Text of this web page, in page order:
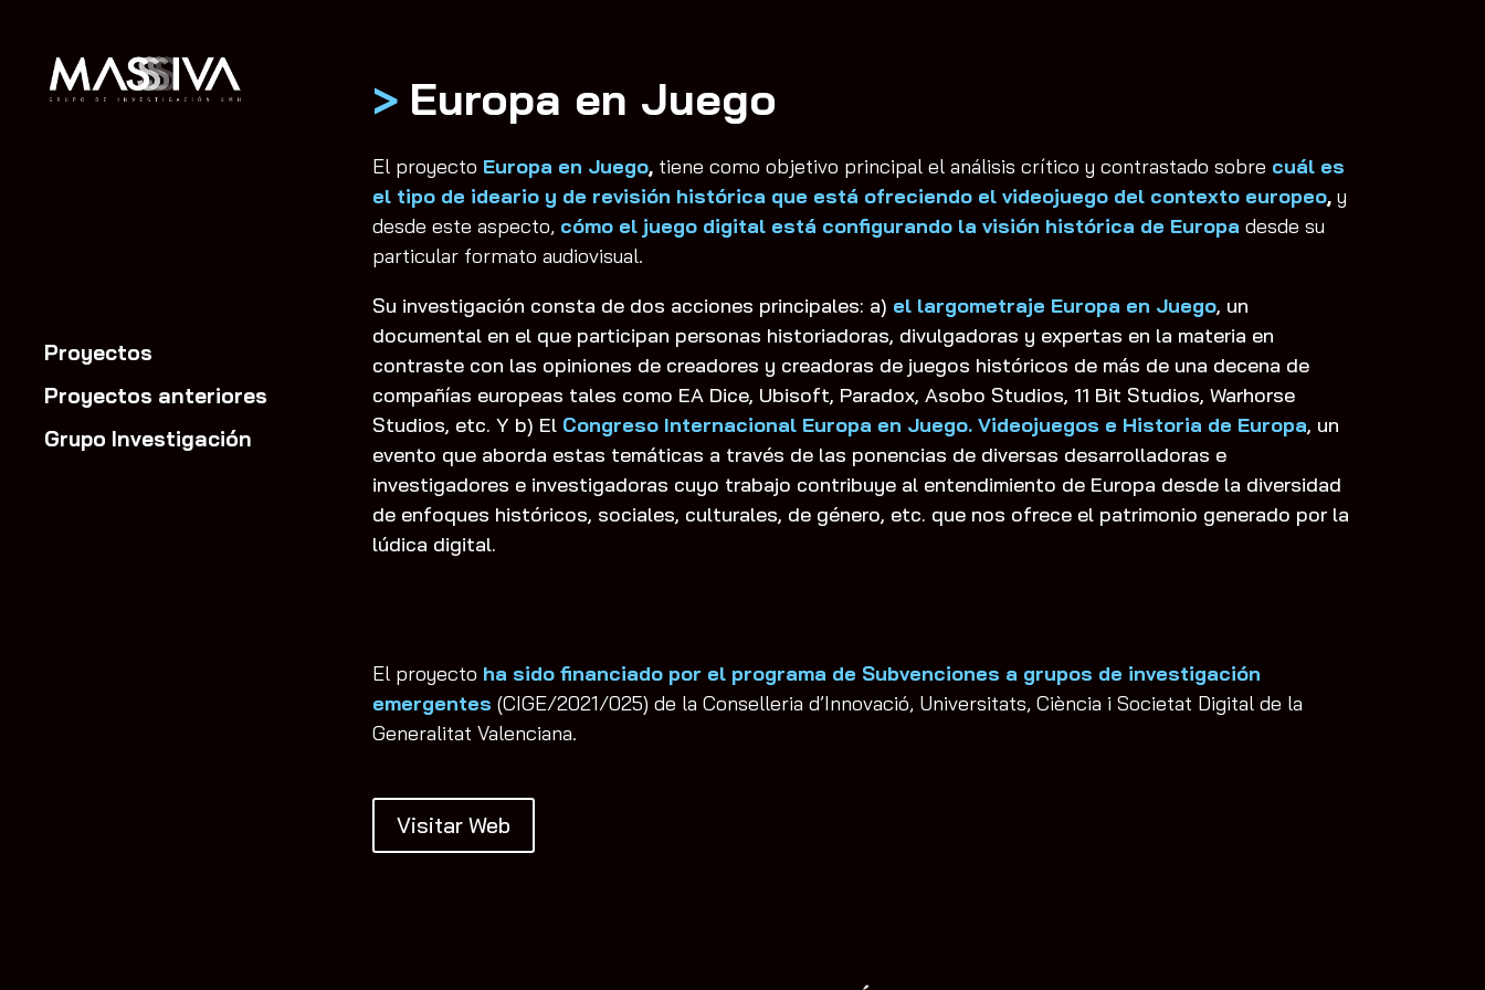
Proyectos
Proyectos anteriores
Grupo Investigación
> Europa en Juego
El proyecto Europa en Juego,tiene como objetivo principal el análisis crítico y contrastado sobre cuál es
el tipo de ideario y de revisión histórica que está ofreciendo el videojuego del contexto europeo,y
desde este aspecto, cómo el juego digital está configurando la visión histórica de Europa desde su
particular formato audiovisual.
Su investigación consta de dos acciones principales: a) el largometraje Europa en Juego, un
documental en el que participan personas historiadoras, divulgadoras y expertas en la materia en
contraste con las opiniones de creadores y creadoras de juegos históricos de más de una decena de
compañías europeas tales como EA Dice, Ubisoft, Paradox, Asobo Studios, 11 Bit Studios, Warhorse
Studios, etc. Y b) El Congreso Internacional Europa en Juego. Videojuegos e Historia de Europa, un
evento que aborda estas temáticas a través de las ponencias de diversas desarrolladoras e
investigadores e investigadoras cuyo trabajo contribuye al entendimiento de Europa desde la diversidad
de enfoques históricos, sociales, culturales, de género, etc. que nos ofrece el patrimonio generado por la
lúdica digital.
El proyecto ha sido financiado por el programa de Subvenciones a grupos de investigación
emergentes (CIGE/2021/025) de la Conselleria d’Innovació, Universitats, Ciència i Societat Digital de la
Generalitat Valenciana.
Visitar Web